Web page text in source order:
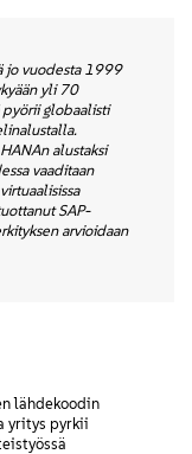
jo vuodesta 1999
yli 70
pyörii globaalisti
alustaksi
vaaditaan
SAP-
arvioidaan
lähdekoodin
yritys pyrkii